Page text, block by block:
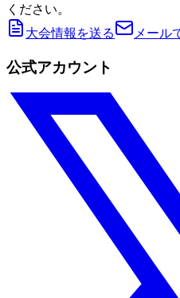
ください。
大会情報を送る
メール
公式アカウント